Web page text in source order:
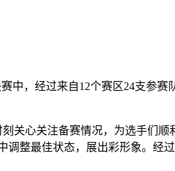
中，经过来自12个赛区24支参
关心关注备赛情况，为选手们
整最佳状态，展出彩形象。经